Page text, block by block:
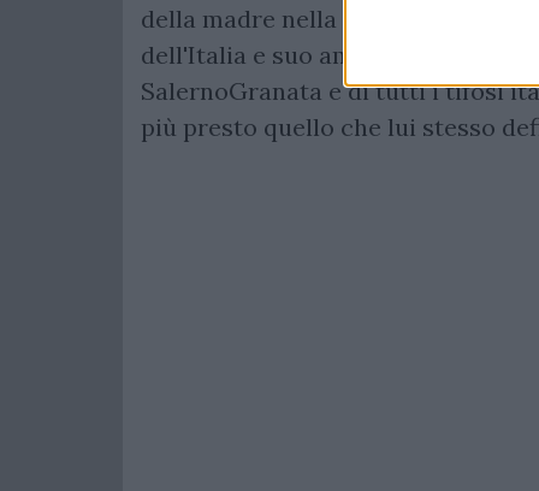
della madre nella serata di ieri,
dell'Italia e suo amico fraterno
SalernoGranata e di tutti i tifosi
più presto quello che lui stesso